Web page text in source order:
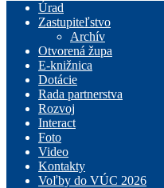
Úrad
Zastupiteľstvo
Archív
Otvorená župa
E-knižnica
Dotácie
Rada partnerstva
Rozvoj
Interact
Foto
Video
Kontakty
Voľby do VÚC 2026